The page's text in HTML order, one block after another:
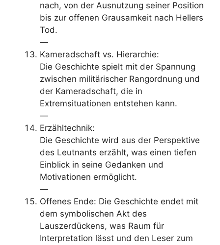
nach, von der Ausnutzung seiner Position
bis zur offenen Grausamkeit nach Hellers
Tod.
—
Kameradschaft vs. Hierarchie:
Die Geschichte spielt mit der Spannung
zwischen militärischer Rangordnung und
der Kameradschaft, die in
Extremsituationen entstehen kann.
—
Erzähltechnik:
Die Geschichte wird aus der Perspektive
des Leutnants erzählt, was einen tiefen
Einblick in seine Gedanken und
Motivationen ermöglicht.
—
Offenes Ende: Die Geschichte endet mit
dem symbolischen Akt des
Lauszerdückens, was Raum für
Interpretation lässt und den Leser zum